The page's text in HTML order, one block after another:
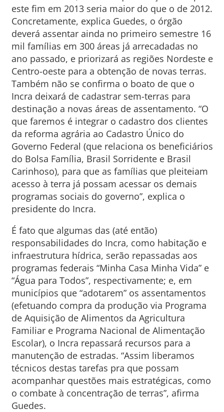
este fim em 2013 seria maior do que o de 2012.
Concretamente, explica Guedes, o órgão
deverá assentar ainda no primeiro semestre 16
mil famílias em 300 áreas já arrecadadas no
ano passado, e priorizará as regiões Nordeste e
Centro-oeste para a obtenção de novas terras.
Também não se confirma o boato de que o
Incra deixará de cadastrar sem-terras para
destinação a novas áreas de assentamento. “O
que faremos é integrar o cadastro dos clientes
da reforma agrária ao Cadastro Único do
Governo Federal (que relaciona os beneficiários
do Bolsa Família, Brasil Sorridente e Brasil
Carinhoso), para que as famílias que pleiteiam
acesso à terra já possam acessar os demais
programas sociais do governo”, explica o
presidente do Incra.
É fato que algumas das (até então)
responsabilidades do Incra, como habitação e
infraestrutura hídrica, serão repassadas aos
programas federais “Minha Casa Minha Vida” e
“Água para Todos”, respectivamente; e, em
municípios que “adotarem” os assentamentos
(efetuando compra da produção via Programa
de Aquisição de Alimentos da Agricultura
Familiar e Programa Nacional de Alimentação
Escolar), o Incra repassará recursos para a
manutenção de estradas. “Assim liberamos
técnicos destas tarefas pra que possam
acompanhar questões mais estratégicas, como
o combate à concentração de terras”, afirma
Guedes.